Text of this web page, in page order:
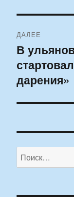
ДАЛЕЕ
Следующая
запись:
В
дарения»
Искать: